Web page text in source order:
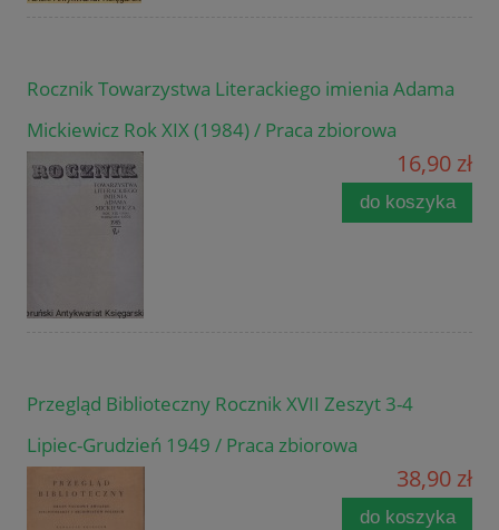
Rocznik Towarzystwa Literackiego imienia Adama
Mickiewicz Rok XIX (1984) / Praca zbiorowa
16,90 zł
do koszyka
Przegląd Biblioteczny Rocznik XVII Zeszyt 3-4
Lipiec-Grudzień 1949 / Praca zbiorowa
38,90 zł
do koszyka